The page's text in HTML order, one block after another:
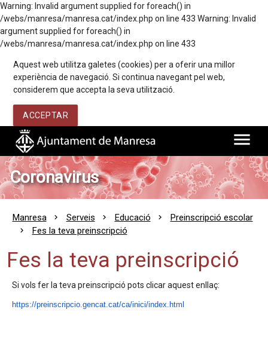
Warning: Invalid argument supplied for foreach() in
/webs/manresa/manresa.cat/index.php on line 433 Warning: Invalid
argument supplied for foreach() in
/webs/manresa/manresa.cat/index.php on line 433
Aquest web utilitza galetes (cookies) per a oferir una millor
experiència de navegació. Si continua navegant pel web,
considerem que accepta la seva utilització.
ACCEPTAR
menu
Coronavirus
Manresa Serveis Educació
Preinscripció escolar
Fes la teva preinscripció
Fes la teva preinscripció
Si vols fer la teva preinscripció pots clicar aquest enllaç:
https://preinscripcio.gencat.cat/ca/inici/index.html